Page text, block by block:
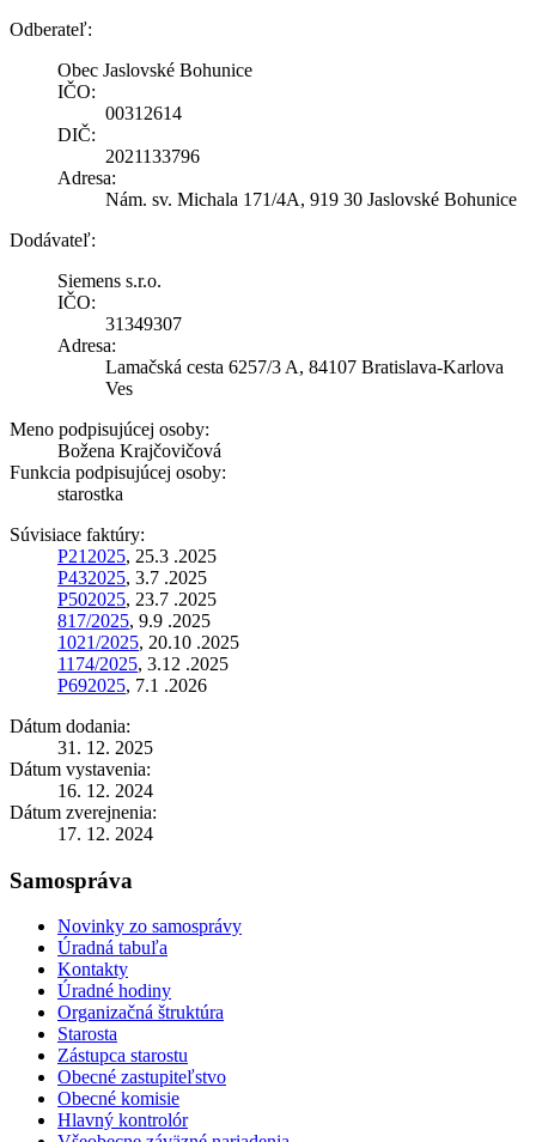
Odberateľ:
Obec Jaslovské Bohunice
IČO:
00312614
DIČ:
2021133796
Adresa:
Nám. sv. Michala 171/4A, 919 30 Jaslovské Bohunice
Dodávateľ:
Siemens s.r.o.
IČO:
31349307
Adresa:
Lamačská cesta 6257/3 A, 84107 Bratislava-Karlova
Ves
Meno podpisujúcej osoby:
Božena Krajčovičová
Funkcia podpisujúcej osoby:
starostka
Súvisiace faktúry:
P212025, 25.3 .2025
P432025, 3.7 .2025
P502025, 23.7 .2025
817/2025, 9.9 .2025
1021/2025, 20.10 .2025
1174/2025, 3.12 .2025
P692025, 7.1 .2026
Dátum dodania:
31. 12. 2025
Dátum vystavenia:
16. 12. 2024
Dátum zverejnenia:
17. 12. 2024
Samospráva
Novinky zo samosprávy
Úradná tabuľa
Kontakty
Úradné hodiny
Organizačná štruktúra
Starosta
Zástupca starostu
Obecné zastupiteľstvo
Obecné komisie
Hlavný kontrolór